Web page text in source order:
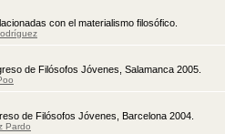
con el materialismo filosófico.
de Filósofos Jóvenes, Salamanca 2005.
de Filósofos Jóvenes, Barcelona 2004.
Pardo